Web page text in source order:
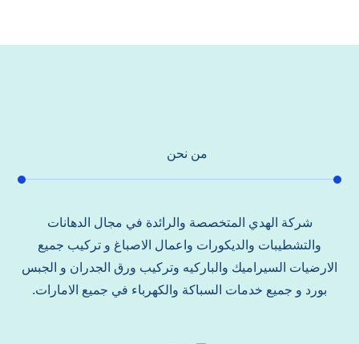
من نحن
شركة الهدي المتخصصة والرائدة في مجال الدهانات
والتشطيبات والديكورات واعمال الاصباغ و تركيب جميع
الارضيات السيراميك والباركيه وتركيب ورق الجدران و الجبس
بورد و جميع خدمات السباكة والكهرباء في جميع الامارات.